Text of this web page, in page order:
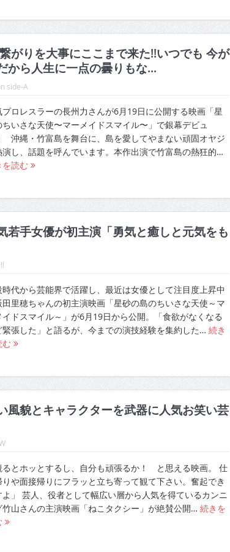
りを大事にここまで来た!!いつでも 今が
から人生に一点の曇りもな...
side-A
プロレスラーの長州力さんが6月19日に公開する映画「星
ちいさな天使〜マーメイドスマイル〜」で銀幕デビュ
沖縄・竹富島を舞台に、島を愛してやまない頑固オヤジ
演し、話題を呼んでいます。本作出演で竹富島の熱狂的…
を読む
手女優が初主演「勇気と癒しと元気をも
時代から芸能界で活躍し、最近は女優として注目度上昇中
田里穂ちゃんの初主演映画「星砂の島のちいさな天使～マ
イドスマイル～」が6月19日から公開。「食欲がなくなる
緊張した」と語るが、今までの演技経験を集約した… 続き
む
貌とキャラクターを武器に人気お笑い芸
るとホッとするし、自分も頑張るか！ と思える映画。 仕
りや面接帰りにフラッと立ち寄って観て下さい。奮起でき
よ」 芸人、役者として幅広い層から人気を得ているカンニ
竹山さんの主演映画「ねこタクシー」が絶賛公開… 続きを